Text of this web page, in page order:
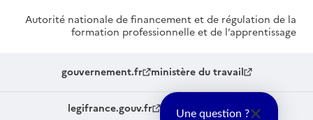
Autorité nationale de financement et de régulation de la
formation professionnelle et de l’apprentissage
gouvernement.fr ministère du travail
legifrance.gouv.fr service-public.fr
Une question ?